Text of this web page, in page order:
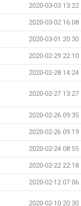
2020-03-03 13:22
2020-03-02 16:08
2020-03-01 20:30
2020-02-29 22:10
2020-02-28 14:24
2020-02-27 13:27
2020-02-26 09:35
2020-02-26 09:19
2020-02-24 08:55
2020-02-22 22:18
2020-02-12 07:06
2020-02-10 20:30